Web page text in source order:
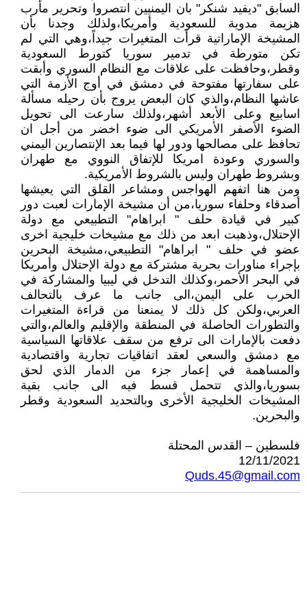
السابق "ديفيد شنكر" بان اليمنيين انتصروا وتحرير مأرب
هزيمة مدوية للسعودية وأمريكا،ولذلك وجدنا بأن
المشيخة الإماراتية قرأت المتغيرات جيداً،وهي التي لم
تكن متورطة في تدمير سوريا كتورط السعودية
وقطر،وحافظت على علاقات مع النظام السوري وأبقت
على سفارتها مفتوحة في دمشق في أوج الأزمة التي
عاشها النظام،والذي كان البعض يروج بأن رحيله مسألة
اسابيع وعلى الأبعد أشهر،ولذلك سارعت الى تحويل
الضوء الأصفر الأمريكي الى ضوء اخضر من أجل ان
تحافظ على مصالحها ودور لها فيما بعد الإنتصارين اليمني
والسوري وعودة امريكا للإتفاق النووي مع طهران
وبشروط طهران وليس بالشروط الأمريكية.
ومن هنا اتفهم الهواجس ومشاعر القلق التي يعيشها
أصدقاء وحلفاء سوريا،من أن مشيخة الإمارات لعبت دور
كبير في قيادة حلف " ابراهام" التطبيعي مع دولة
الإحتلال،وذهبت ابعد من ذلك مع مشيخات خليجية اخرى
عضو في حلف " ابراهام" التطبيعي،مشيخة البحرين
بإجراء مناورات بحرية مشتركة مع دولة الإحتلال وأمريكا
في البحر الأحمر،وكذلك التدخل في ليبيا والمشاركة في
الحرب على اليمن،الى جانب ما عرف بالتحالف
العربي،ولكن كل ذلك لا يمنعنا من قراءة المتغيرات
والتطورات الحاصلة في المنطقة والإقليم والعالم،والتي
دفعت بالإمارات الى ترفع من سقف علاقاتها السياسية
مع دمشق والسعي لعقد اتفاقيات تجارية واقتصادية
والمساهمة في إعمار جزء من الدمار الذي لحق
بسوريا،والذي تتحمل قسط فيه الى جانب بقية
المشيخات الخليجية الأخرى وبالتحديد السعودية وقطر
والبحرين.
فلسطين – القدس المحتلة
12/11/2021
Quds.45@gmail.com